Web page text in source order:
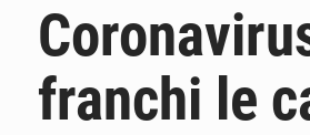
6 août
6 août
franchi le